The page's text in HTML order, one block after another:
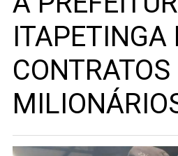
ITAPETINGA
CONTRATOS